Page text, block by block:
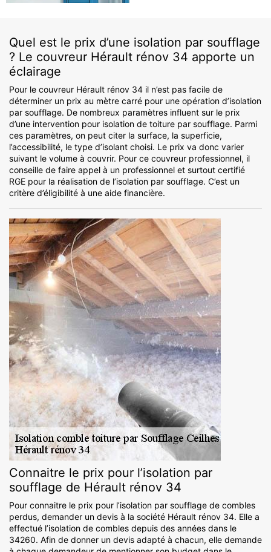
Quel est le prix d’une isolation par soufflage
? Le couvreur Hérault rénov 34 apporte un
éclairage
Pour le couvreur Hérault rénov 34 il n’est pas facile de
déterminer un prix au mètre carré pour une opération d’isolation
par soufflage. De nombreux paramètres influent sur le prix
d’une intervention pour isolation de toiture par soufflage. Parmi
ces paramètres, on peut citer la surface, la superficie,
l’accessibilité, le type d’isolant choisi. Le prix va donc varier
suivant le volume à couvrir. Pour ce couvreur professionnel, il
conseille de faire appel à un professionnel et surtout certifié
RGE pour la réalisation de l’isolation par soufflage. C’est un
critère d’éligibilité à une aide financière.
Connaitre le prix pour l’isolation par
soufflage de Hérault rénov 34
Pour connaitre le prix pour l’isolation par soufflage de combles
perdus, demander un devis à la société Hérault rénov 34. Elle a
effectué l’isolation de combles depuis des années dans le
34260. Afin de donner un devis adapté à chacun, elle demande